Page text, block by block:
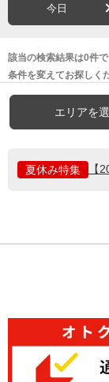
今日
該当の検索結果は0件で
条件を変えてお探しく
エリアを
夏休み特集 【